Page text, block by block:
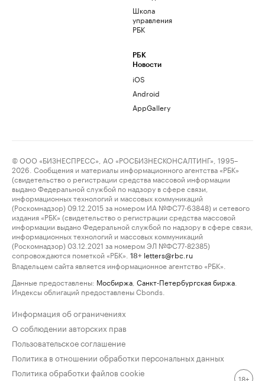
Школа
управления
РБК
РБК
Новости
iOS
Android
AppGallery
© ООО «БИЗНЕСПРЕСС», АО «РОСБИЗНЕСКОНСАЛТИНГ», 1995–
2026. Сообщения и материалы информационного агентства «РБК»
(свидетельство о регистрации средства массовой информации
выдано Федеральной службой по надзору в сфере связи,
информационных технологий и массовых коммуникаций
(Роскомнадзор) 09.12.2015 за номером ИА №ФС77-63848) и сетевого
издания «РБК» (свидетельство о регистрации средства массовой
информации выдано Федеральной службой по надзору в сфере связи,
информационных технологий и массовых коммуникаций
(Роскомнадзор) 03.12.2021 за номером ЭЛ №ФС77-82385)
сопровождаются пометкой «РБК».
18+ letters@rbc.ru
Владельцем сайта является информационное агентство «РБК».
Данные предоставлены: Мосбиржа Санкт-Петербургская биржа
Индексы облигаций предоставлены Cbonds.
Информация об ограничениях
О соблюдении авторских прав
Пользовательское соглашение
Политика в отношении обработки персональных данных
Политика обработки файлов cookie
18+